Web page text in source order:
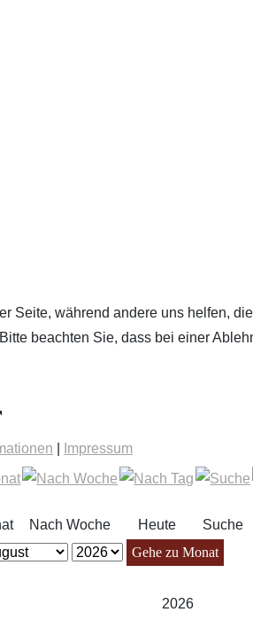
Nach Woche Heute Suche
Gehe zu Monat
2026
während andere uns helfen,
beachten Sie, dass bei einer
Impressum